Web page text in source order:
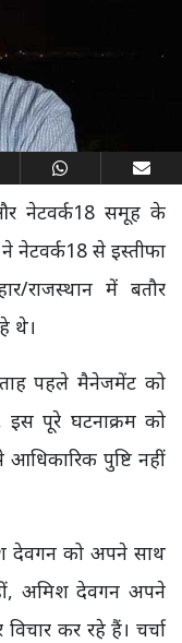
नेटवर्क18 समूह के
नेटवर्क18 से इस्तीफा
राजस्थान में बतौर
थे।
पहले मैनेजमेंट को
इस पूरे घटनाक्रम को
पुष्टि नहीं
देवगन को अपने साथ
अमिश देवगन अपने
कर रहे हैं। चर्चा